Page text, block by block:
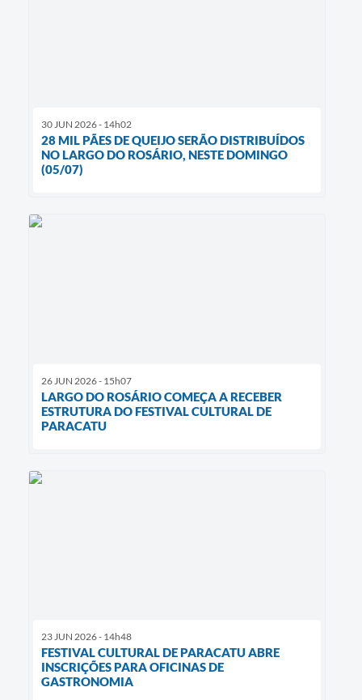
30 JUN 2026 - 14h02
28 MIL PÃES DE QUEIJO SERÃO DISTRIBUÍDOS
NO LARGO DO ROSÁRIO, NESTE DOMINGO
(05/07)
26 JUN 2026 - 15h07
LARGO DO ROSÁRIO COMEÇA A RECEBER
ESTRUTURA DO FESTIVAL CULTURAL DE
PARACATU
23 JUN 2026 - 14h48
FESTIVAL CULTURAL DE PARACATU ABRE
INSCRIÇÕES PARA OFICINAS DE
GASTRONOMIA